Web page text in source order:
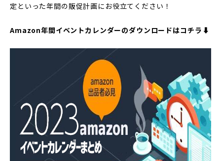
定といった年間の販促計画にお役立てください！
Amazon年間イベントカレンダーのダウンロードはコチラ⬇︎